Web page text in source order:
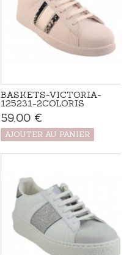
BASKETS-VICTORIA-
125231-2COLORIS
59,00 €
options
AJOUTER AU PANIER